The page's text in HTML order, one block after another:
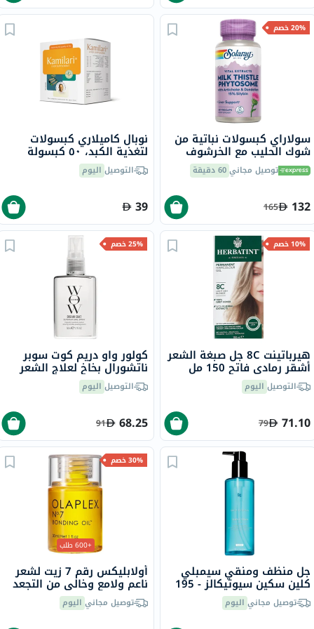
20% خصم
سولاراي كبسولات نباتية من
شوك الحليب مع الخرشوف
والهندباء لدعم الكبد في
الستينياتتوصيل مجاني60 دقيقة
132
165
نوبال كاميلاري كبسولات
لتغذية الكبد، ٥٠ كبسولة
التوصيل اليوم
39
10% خصم
هيرباتينت 8C جل صبغة الشعر
أشقر رمادي فاتح 150 مل
التوصيل اليوم
71.10
79
25% خصم
كولور واو دريم كوت سوبر
ناتشورال بخاخ لعلاج الشعر
ومضاد التجعد 50 مل
التوصيل اليوم
68.25
91
جل منظف ومنقي سيمبلي
كلين سكين سيوتيكالز - 195
ملتوصيل مجاني اليوم
30% خصم
+600 طلب
أولابليكس رقم 7 زيت لشعر
ناعم ولامع وخالي من التجعد
30 ملتوصيل مجاني اليوم